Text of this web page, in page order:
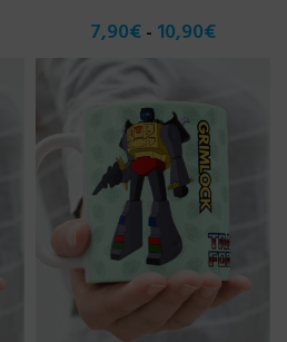
7,90€ - 10,90€